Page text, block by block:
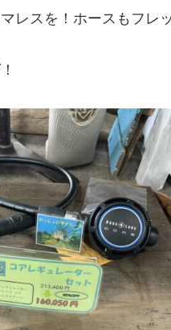
レスを！ホースもフレ